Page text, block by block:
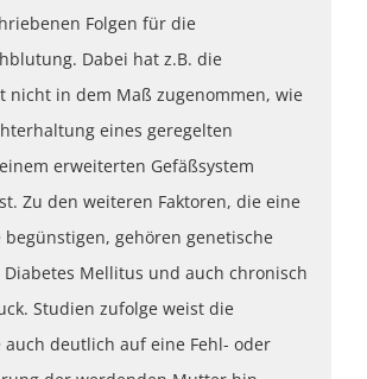
Folgen für die
Dabei hat z.B. die
nicht in dem Maß zugenommen, wie
eines geregelten
erweiterten Gefäßsystem
Zu den weiteren Faktoren, die eine
begünstigen, gehören genetische
Diabetes Mellitus und auch chronisch
Studien zufolge weist die
auch deutlich auf eine Fehl- oder